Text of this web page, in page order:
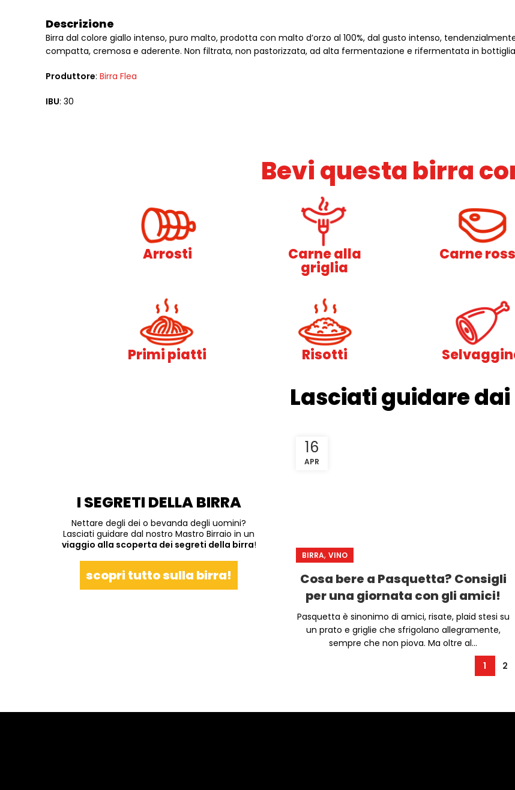
Descrizione
Birra dal colore giallo intenso, puro malto, prodotta con malto d’orzo al 100%, dal gusto intenso,
compatta, cremosa e aderente. Non filtrata, non pastorizzata, ad alta fermentazione e rifermentata in
Produttore: Birra Flea
IBU: 30
Bevi questa birra
Arrosti Carne alla
griglia
Carne
Primi piatti Risotti
I SEGRETI DELLA BIRRA
Nettare degli dei o bevanda degli uomini?
Lasciati guidare dal nostro Mastro Birraio in un
viaggio alla scoperta dei segreti della birra!
scopri tutto sulla birra!
Lasciati guidare
16
APR
BIRRA,VINO
Cosa bere a Pasquetta? Consigli
per una giornata con gli amici!
Pasquetta è sinonimo di amici, risate, plaid stesi su
un prato e griglie che sfrigolano allegramente,
sempre che non piova. Ma oltre al...
1
2